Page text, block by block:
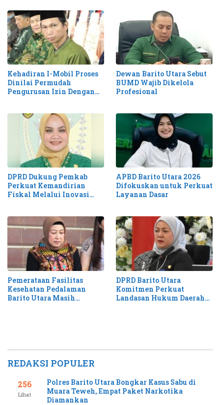
Kehadiran I-Mobil Proses
Dinilai Permudah
Pengurusan Izin Dengan
Dewan Barito Utara Sebut
BUMD Wajib Dikelola
Profesional
DPRD Dukung Pemkab
Perkuat Kemandirian
Fiskal Melalui Inovasi
APBD Barito Utara 2026
Difokuskan untuk Perkuat
Layanan Dasar
Pemerataan Fasilitas
Kesehatan Pedalaman
Barito Utara Masih
DPRD Barito Utara
Komitmen Perkuat
Landasan Hukum Daerah
REDAKSI POPULER
256
Lihat
Polres Barito Utara Bongkar Kasus Sabu di
Muara Teweh, Empat Paket Narkotika
Diamankan